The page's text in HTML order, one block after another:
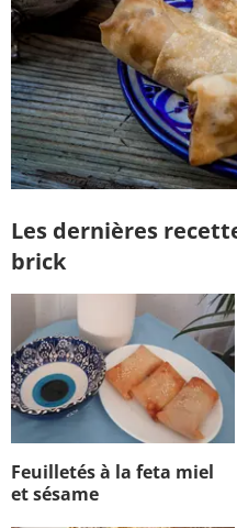
Les dernières
brick
Feuilletés à la feta miel
et sésame